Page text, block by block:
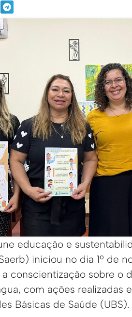
educação e
iniciou no dia 1º de
conscientização sobre o
com ações realizadas
Básicas de Saúde (UBS).